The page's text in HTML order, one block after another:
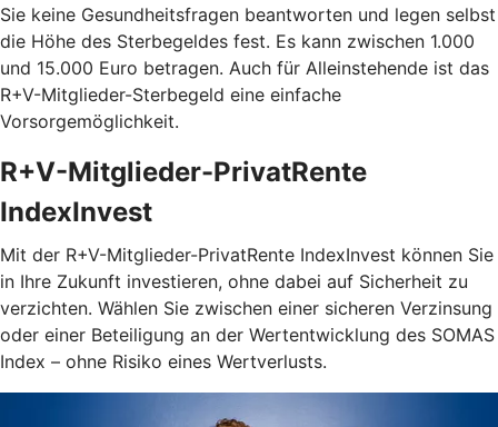
Sie keine Gesundheitsfragen beantworten und legen selbst
die Höhe des Sterbegeldes fest. Es kann zwischen 1.000
und 15.000 Euro betragen. Auch für Alleinstehende ist das
R+V-Mitglieder-Sterbegeld eine einfache
Vorsorgemöglichkeit.
R+V-Mitglieder-PrivatRente
IndexInvest
Mit der R+V-Mitglieder-PrivatRente IndexInvest können Sie
in Ihre Zukunft investieren, ohne dabei auf Sicherheit zu
verzichten. Wählen Sie zwischen einer sicheren Verzinsung
oder einer Beteiligung an der Wertentwicklung des SOMAS
Index – ohne Risiko eines Wertverlusts.